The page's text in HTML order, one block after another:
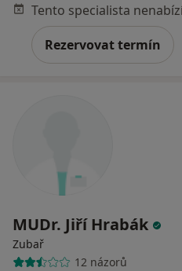
Rezervovat termín
MUDr. Jiří Hrabák
Zubař
12 názorů